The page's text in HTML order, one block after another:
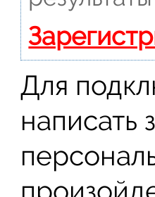
Для
написать